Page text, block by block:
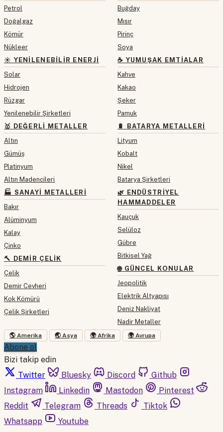
Petrol
Doğalgaz
Kömür
Nükleer
☀️ YENILENEBILIR ENERJI
Solar
Hidrojen
Rüzgar
Yenilenebilir Şirketleri
🥇 DEĞERLI METALLER
Altın
Gümüş
Platinyum
Altın Madencileri
🏭 SANAYI METALLERI
Bakır
Alüminyum
Kalay
Çinko
🔨 DEMIR ÇELIK
Çelik
Demir Cevheri
Kok Kömürü
Çelik Şirketleri
Buğday
Mısır
Pirinç
Soya
☕ YUMUŞAK EMTIALAR
Kahve
Kakao
Şeker
Pamuk
🔋 BATARYA METALLERI
Lityum
Kobalt
Nikel
Batarya Şirketleri
🌿 ENDÜSTRIYEL
HAMMADDELER
Kauçuk
Selüloz
Gübre
Bitkisel Yağ
🌐 GÜNCEL KONULAR
Jeopolitik
Elektrik Altyapısı
Deniz Nakliyat
Nadir Metaller
🌎 Amerika 🌏 Asya 🌍 Afrika 🌍 Avrupa
Abone ol
Bizi takip edin
Twitter
Bluesky Discord
Github
Instagram
Linkedin Mastodon
Pinterest
Reddit
Telegram Threads
Tiktok
Whatsapp
Youtube